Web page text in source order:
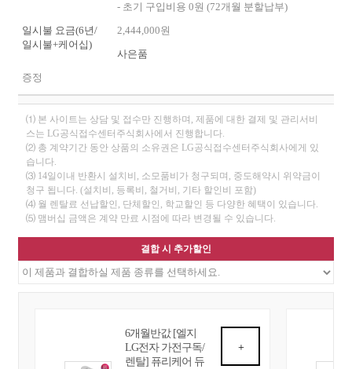
- 초기 구입비용 0원 (72개월 분할납부)
일시불 요금(6년/
일시불+케어십)
2,444,000원
사은품
증정
⑴ 본 사이트는 상담 및 접수만 진행하며, 제품에 대한 결제 및 관리서비
스는 LG공식접수센터주식회사에서 진행합니다.
⑵ 총 계약기간 동안 상품의 소유권은 LG공식접수센터주식회사에게 있
습니다.
⑶ 14일이내 반환시 설치비, 소모품비가 청구되며, 중도해약시 위약금이
청구 됩니다. (설치비, 등록비, 철거비, 기타 할인비 포함)
⑷ 월 렌탈료 선납할인, 단체할인, 학교할인 등 다양한 혜택이 있습니다.
⑸ 맴버십 금액은 계약 만료 시점에 따라 변경될 수 있습니다.
결합 시 추가할인
6개월반값 [엘지
LG전자 가전구독/
렌탈] 퓨리케어 듀
+